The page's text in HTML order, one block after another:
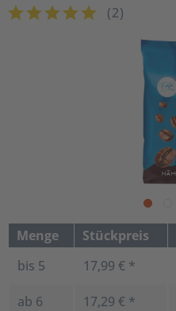
(2)
Menge Stückpreis
bis 5 17,99 € *
ab 6 17,29 € *